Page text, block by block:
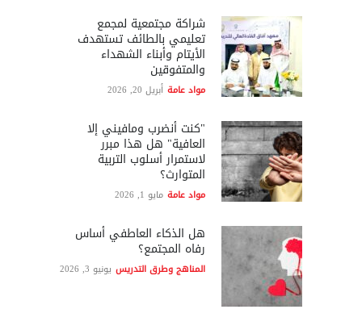
شراكة مجتمعية لمجمع
تعليمي بالطائف تستهدف
الأيتام وأبناء الشهداء
والمتفوقين
مواد عامة أبريل 20, 2026
"كنت أنضرب ومافيني إلا
العافية" هل هذا مبرر
لاستمرار أسلوب التربية
المتوارث؟
مواد عامة مايو 1, 2026
هل الذكاء العاطفي أساس
رفاه المجتمع؟
المناهج وطرق التدريس يونيو 3, 2026